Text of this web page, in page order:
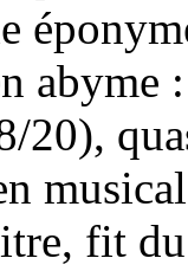
abyme
20),
fit